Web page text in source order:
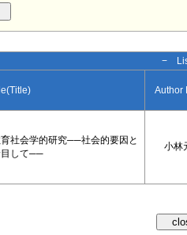
−
Author
社会学的研究──社会的要因と
目して──
小林